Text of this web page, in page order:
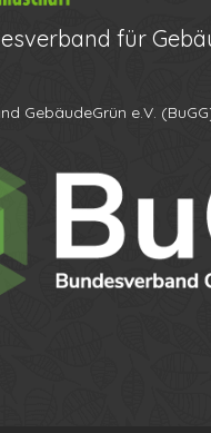
für
GebäudeGrün e.V.